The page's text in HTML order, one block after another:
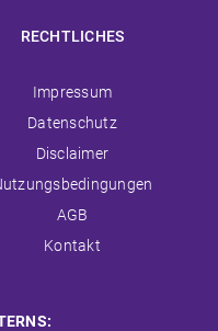
RECHTLICHES
Navigation
überspringen
Impressum
Datenschutz
Disclaimer
AGB
Kontakt